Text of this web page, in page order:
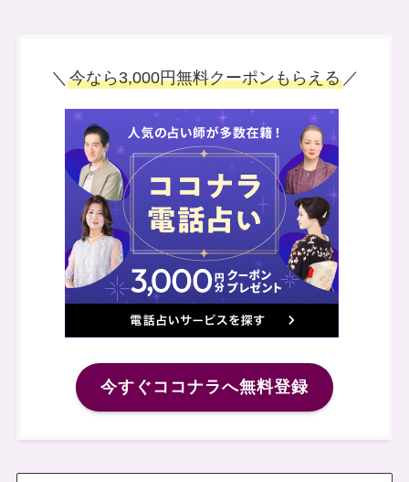
＼ 今なら3,000円無料クーポンもらえる／
今すぐココナラへ無料登録